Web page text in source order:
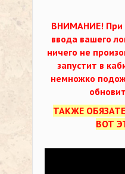
ВНИМАНИЕ! При
ввода вашего
ничего не
запустит в
немножко
ТАКЖЕ
ВОТ